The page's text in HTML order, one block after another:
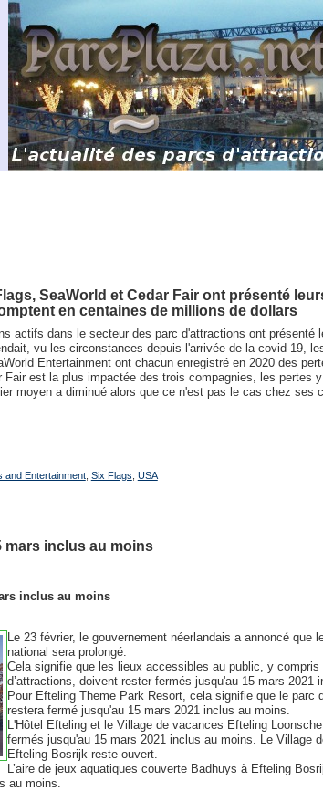
SeaWorld et Cedar Fair ont présenté
en centaines de millions de dollars
actifs dans le secteur des parc d'attractions ont présenté
vu les circonstances depuis l'arrivée de la covid-19,
Entertainment ont chacun enregistré en 2020 des
est la plus impactée des trois compagnies, les pertes
moyen a diminué alors que ce n'est pas le cas chez ses
and Entertainment, Six Flags USA
mars inclus au moins
inclus au moins
Le 23 février, le gouvernement néerlandais a annoncé que
national sera prolongé.
Cela signifie que les lieux accessibles au public, y compris
d’attractions, doivent rester fermés jusqu'au 15 mars 2021
Pour Efteling Theme Park Resort, cela signifie que le parc
restera fermé jusqu'au 15 mars 2021 inclus au moins.
L'Hôtel Efteling et le Village de vacances Efteling
fermés jusqu'au 15 mars 2021 inclus au moins. Le Village
Efteling Bosrijk reste ouvert.
L’aire de jeux aquatiques couverte Badhuys à Efteling
au moins.